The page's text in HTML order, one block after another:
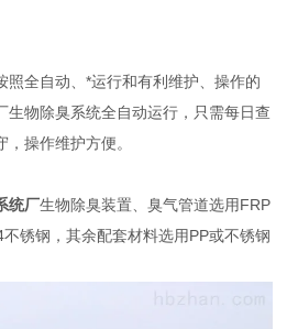
照全自动、*运行和有利维护、操作的
生物除臭系统全自动运行，只需每日查
操作维护方便。
统厂生物除臭装置、臭气管道选用FRP
锈钢，其余配套材料选用PP或不锈钢